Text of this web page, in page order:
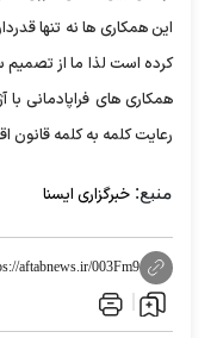
این همکاری ها نه تنها
کرده است لذا ما از
همکاری های فراپادمانی
رعایت کلمه به کلمه قانون
منبع: خبرگزاری ایسنا
aftabnews.ir/003Fm9